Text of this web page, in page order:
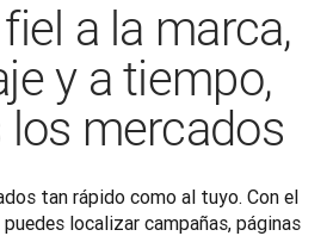
para empresas: un análisis
de calidad de traducción en DeepL
a una plataforma de voz en tiempo
voice demo with DeepL
a la marca,
y a tiempo,
mercados
puedes localizar campañas, páginas